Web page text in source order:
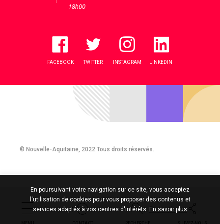
18h00
FACEBOOK TWITTER INSTAGRAM LINKEDIN
© Nouvelle-Aquitaine, 2022.Tous droits réservés.
En poursuivant votre navigation sur ce site, vous acceptez
l'utilisation de cookies pour vous proposer des contenus et
services adaptés à vos centres d'intérêts. En savoir plus